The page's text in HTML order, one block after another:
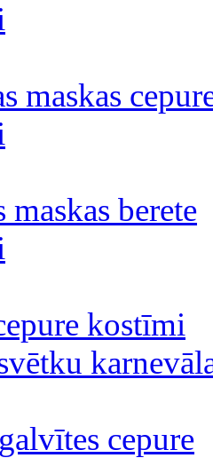
maskas
maskas berete
kostīmi
cepure